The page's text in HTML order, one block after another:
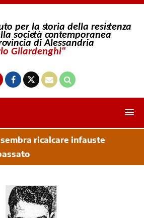
ricalcare infauste